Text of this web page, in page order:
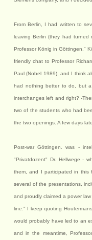
From Berlin, I had written to
leaving Berlin (they had
Professor König in Göttingen."
friendly chat to Professor
Paul (Nobel 1989), and I think
had nothing better to do, but
interchanges left and right? -
two of the students who had
the two openings. A few days
Post-war Göttingen. was -
"Privatdozent" Dr. Hellwege -
them, and I participated in this
several of the presentations,
and proudly claimed a power
line." I keep quoting
would probably have led to an
and in the meantime,